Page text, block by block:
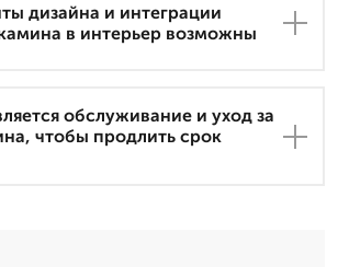
дизайна и интеграции
в интерьер возможны
обслуживание и уход за
чтобы продлить срок